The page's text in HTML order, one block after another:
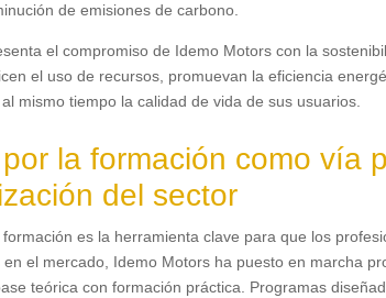
de emisiones de carbono.
el compromiso de Idemo Motors con la
el uso de recursos, promuevan la eficiencia
mismo tiempo la calidad de vida de sus usuarios.
la formación como vía
del sector
es la herramienta clave para que los
el mercado, Idemo Motors ha puesto en marcha
teórica con formación práctica. Programas